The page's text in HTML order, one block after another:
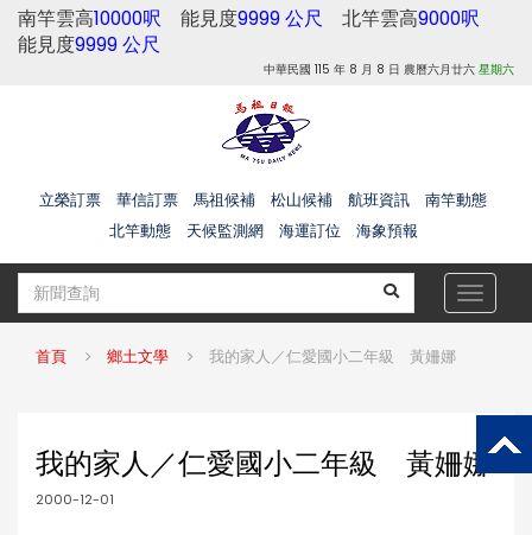
南竿雲高10000呎 能見度9999 公尺 北竿雲高9000呎
能見度9999 公尺
中華民國 115 年 8 月 8 日 農曆六月廿六 星期六
立榮訂票 華信訂票 馬祖候補 松山候補 航班資訊
南竿動態
北竿動態
天候監測網 海運訂位 海象預報
Toggle
首頁 鄉土文學 我的家人／仁愛國小二年級 黃姍娜
我的家人／仁愛國小二年級 黃姍娜
2000-12-01